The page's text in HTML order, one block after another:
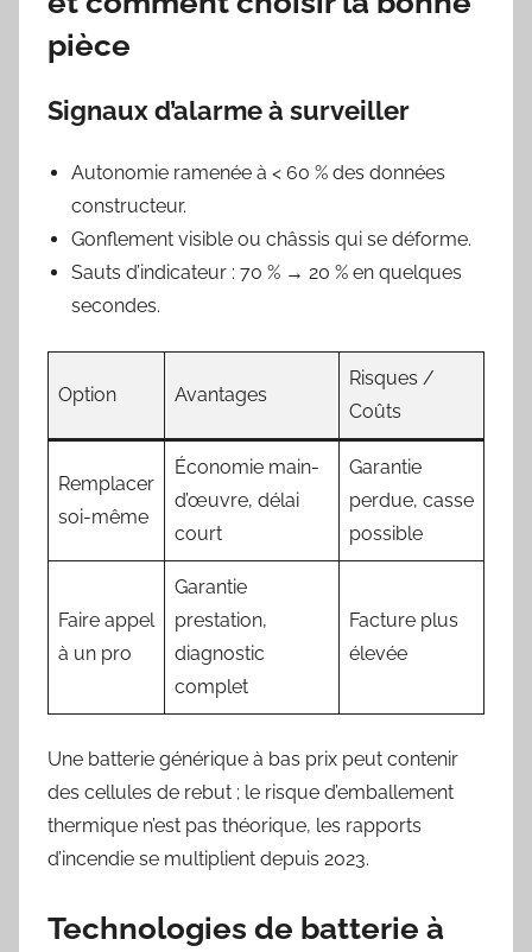
pièce
Signaux d’alarme à surveiller
Autonomie ramenée à < 60 % des données
constructeur.
Gonflement visible ou châssis qui se déforme.
Sauts d’indicateur : 70 % → 20 % en quelques
secondes.
Option Avantages
Risques /
Coûts
Remplacer
soi-même
Économie main-
d’œuvre, délai
court
Garantie
perdue, casse
possible
Faire appel
à un pro
Garantie
prestation,
diagnostic
complet
Facture plus
élevée
Une batterie générique à bas prix peut contenir
des cellules de rebut ; le risque d’emballement
thermique n’est pas théorique, les rapports
d’incendie se multiplient depuis 2023.
Technologies de batterie à